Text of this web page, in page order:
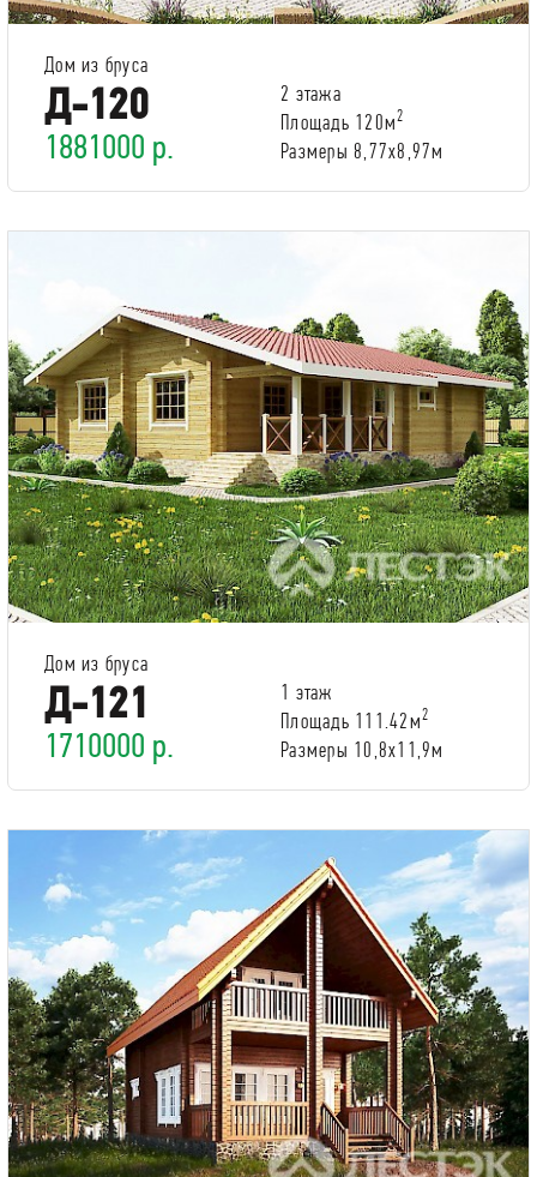
Дом из бруса
Д-120
1881000 р.
2 этажа
Площадь 120м2
Размеры 8,77х8,97м
Дом из бруса
Д-121
1710000 р.
1 этаж
Площадь 111.42м2
Размеры 10,8х11,9м